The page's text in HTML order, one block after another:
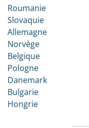
Roumanie
Slovaquie
Allemagne
Norvège
Belgique
Pologne
Danemark
Bulgarie
Hongrie